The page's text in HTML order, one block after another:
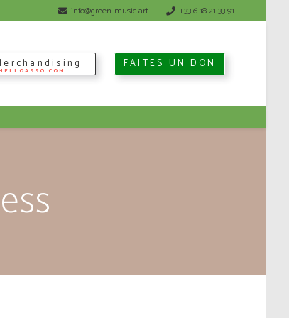
info@green-music.art +33 6 18 21 33 91
FAITES UN DON